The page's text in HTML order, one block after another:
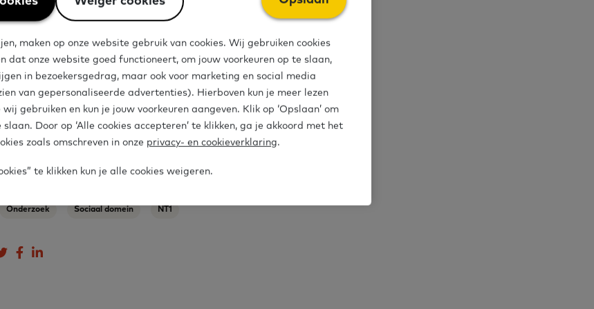
krijgen. Er is gekeken naar gemeenten en andere
maken hebben met werk en inkomen, maar ook naar
onderwijs.
eenvoudige taal
Onderzoek Sociaal domein NT1
Deel op Twitter
Deel op Facebook
maken op onze website gebruik van cookies. Wij gebruiken cookies
dat onze website goed functioneert, om jouw voorkeuren op te slaan,
in bezoekersgedrag, maar ook voor marketing en social media
van gepersonaliseerde advertenties). Hierboven kun je meer lezen
gebruiken en kun je jouw voorkeuren aangeven. Klik op ‘Opslaan’ om
slaan. Door op ‘Alle cookies accepteren’ te klikken, ga je akkoord met het
zoals omschreven in onze privacy- en cookieverklaring.
te klikken kun je alle cookies weigeren.